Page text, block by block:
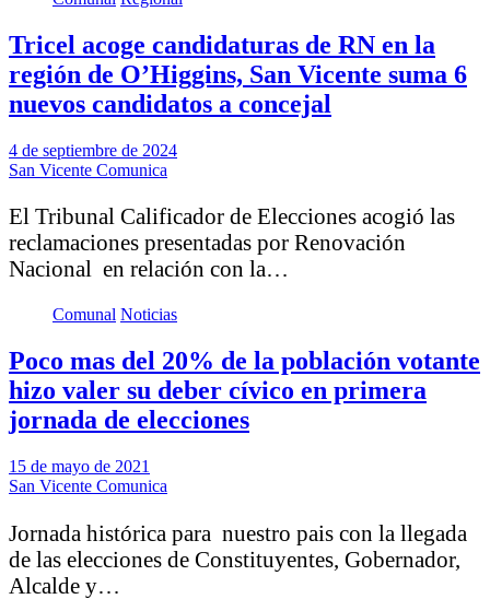
Tricel acoge candidaturas de RN en la
región de O’Higgins, San Vicente suma 6
nuevos candidatos a concejal
4 de septiembre de 2024
San Vicente Comunica
El Tribunal Calificador de Elecciones acogió las
reclamaciones presentadas por Renovación
Nacional en relación con la…
Comunal Noticias
Poco mas del 20% de la población votante
hizo valer su deber cívico en primera
jornada de elecciones
15 de mayo de 2021
San Vicente Comunica
Jornada histórica para nuestro pais con la llegada
de las elecciones de Constituyentes, Gobernador,
Alcalde y…